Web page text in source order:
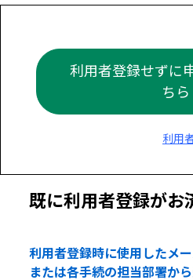
利用者登録せずに
ちら
利用
既に利用者登録がお
利用者登録時に使用したメー
または各手続の担当部署か